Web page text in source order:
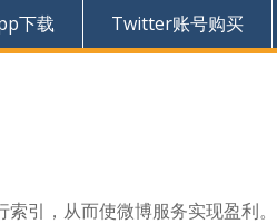
下载 Twitter账号购买
引，从而使微博服务实现盈利。